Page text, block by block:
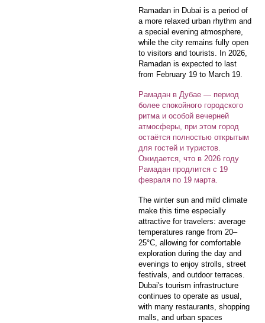
Ramadan in Dubai is a period of
a more relaxed urban rhythm and
a special evening atmosphere,
while the city remains fully open
to visitors and tourists. In 2026,
Ramadan is expected to last
from February 19 to March 19.
Рамадан в Дубае — период
более спокойного городского
ритма и особой вечерней
атмосферы, при этом город
остаётся полностью открытым
для гостей и туристов.
Ожидается, что в 2026 году
Рамадан продлится с 19
февраля по 19 марта.
The winter sun and mild climate
make this time especially
attractive for travelers: average
temperatures range from 20–
25°C, allowing for comfortable
exploration during the day and
evenings to enjoy strolls, street
festivals, and outdoor terraces.
Dubai's tourism infrastructure
continues to operate as usual,
with many restaurants, shopping
malls, and urban spaces